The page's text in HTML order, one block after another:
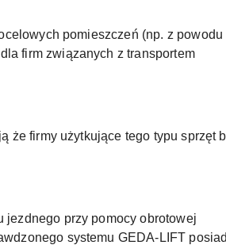
pomieszczeń (np. z powodu
firm związanych z transportem
że firmy użytkujące tego typu sprzęt
jezdnego przy pomocy obrotowej
systemu GEDA-LIFT